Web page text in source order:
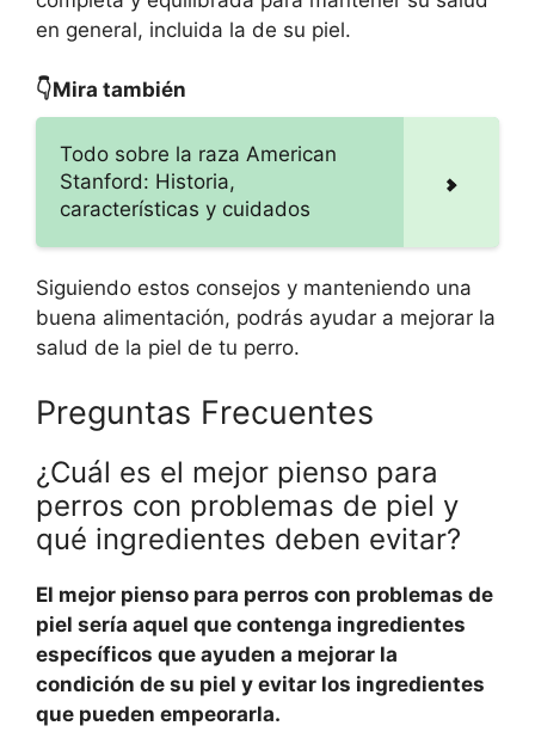
en general, incluida la de su piel.
👇Mira también
Todo sobre la raza American
Stanford: Historia,
características y cuidados
Siguiendo estos consejos y manteniendo una
buena alimentación, podrás ayudar a mejorar la
salud de la piel de tu perro.
Preguntas Frecuentes
¿Cuál es el mejor pienso para
perros con problemas de piel y
qué ingredientes deben evitar?
El mejor pienso para perros con problemas de
piel sería aquel que contenga ingredientes
específicos que ayuden a mejorar la
condición de su piel y evitar los ingredientes
que pueden empeorarla.